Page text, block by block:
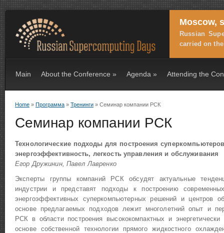
Moscow,
Russian
carried on
Main About the Conference » Agenda » Attending the
Home » Программа » Тренинги » Семинар компании РСК
Семинар компании РСК
Технологические подходы для построения
энергоэффективность, легкость управления и обслуживания
Егор Дружинин, Павел Лавренко
Эксперты группы компаний РСК обсудят актуальные
индустрии и представят подходы к построению
энергоэффективных суперкомпьютерных решений и центров
основе предлагаемых подходов лежит многолетний опыт и
РСК в области построения высококомпактных и
основе собственной технологии прямого жидкостного